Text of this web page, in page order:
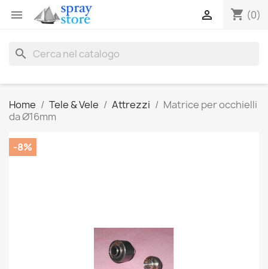
 shopping_cart (0)

search
Home Tele & Vele Attrezzi
Matrice per occhielli
da Ø16mm
-8%